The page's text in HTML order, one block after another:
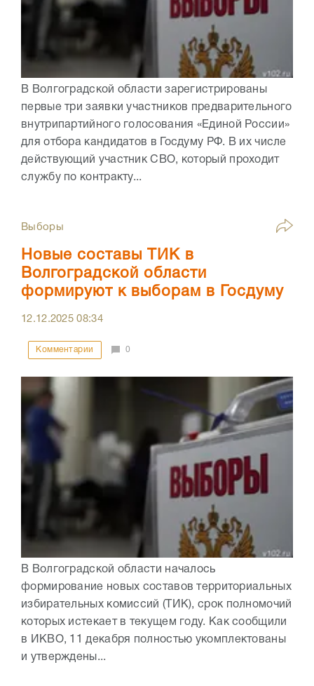
В Волгоградской области зарегистрированы
первые три заявки участников предварительного
внутрипартийного голосования «Единой России»
для отбора кандидатов в Госдуму РФ. В их числе
действующий участник СВО, который проходит
службу по контракту...
Выборы
Новые составы ТИК в
Волгоградской области
формируют к выборам в Госдуму
12.12.202508:34
Комментарии 0
В Волгоградской области началось
формирование новых составов территориальных
избирательных комиссий (ТИК), срок полномочий
которых истекает в текущем году. Как сообщили
в ИКВО, 11 декабря полностью укомплектованы
и утверждены...